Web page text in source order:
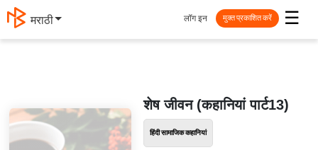
मराठी ☰
लॉग इन मुक्त प्रकाशित करें
शेष जीवन (कहानियां पार्ट13)
हिंदी सामाजिक कहानियां